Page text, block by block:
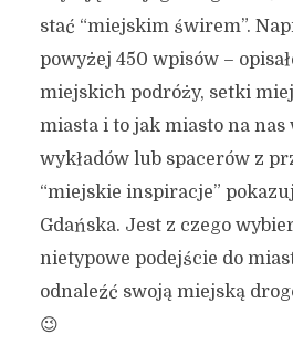
stać “miejskim świrem”.
powyżej 450 wpisów –
miejskich podróży, setki
miasta i to jak miasto na nas
wykładów lub spacerów z
“miejskie inspiracje”
Gdańska. Jest z czego
nietypowe podejście do
odnaleźć swoją miejską
😉